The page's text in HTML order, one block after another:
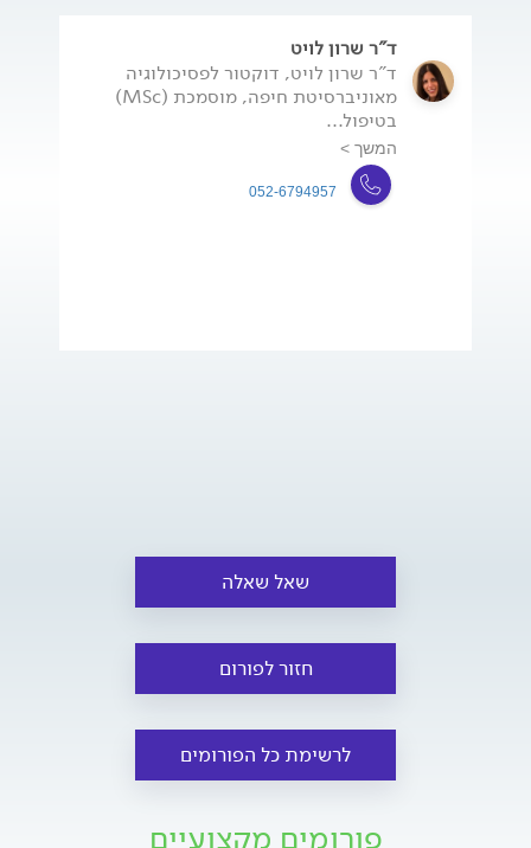
ד"ר שרון לויט
ד"ר שרון לויט, דוקטור לפסיכולוגיה
מאוניברסיטת חיפה, מוסמכת (MSc)
בטיפול...
המשך >
052-6794957
שאל שאלה
חזור לפורום
לרשימת כל הפורומים
פורומים מקצועיים